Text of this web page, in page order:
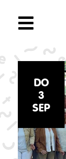
DO
3
SEP